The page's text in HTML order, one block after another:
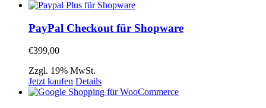
PayPal Checkout für Shopware
€399,00
Zzgl. 19% MwSt.
Jetzt kaufen Details